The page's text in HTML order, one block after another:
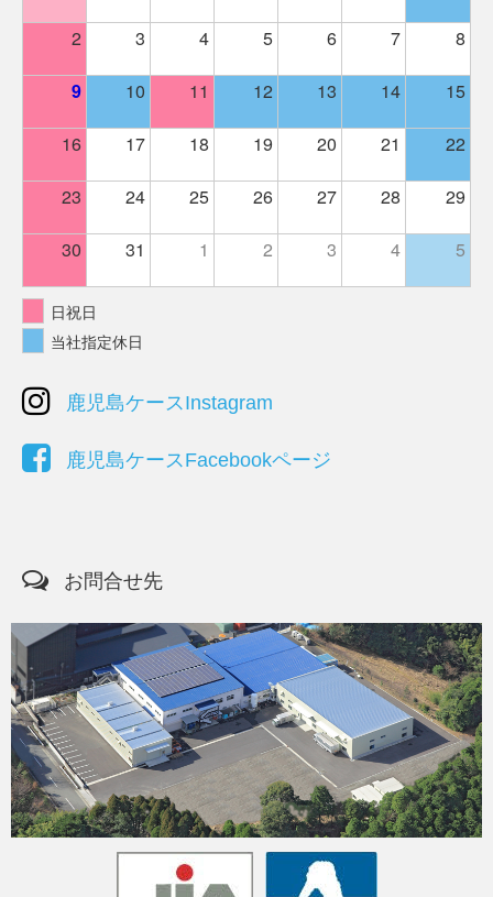
2 3 4 5 6 7 8
9 10 11 12 13 14 15
16 17 18 19 20 21 22
23 24 25 26 27 28 29
30 31 1 2 3 4 5
日祝日
当社指定休日
鹿児島ケースInstagram
鹿児島ケースFacebookページ
お問合せ先